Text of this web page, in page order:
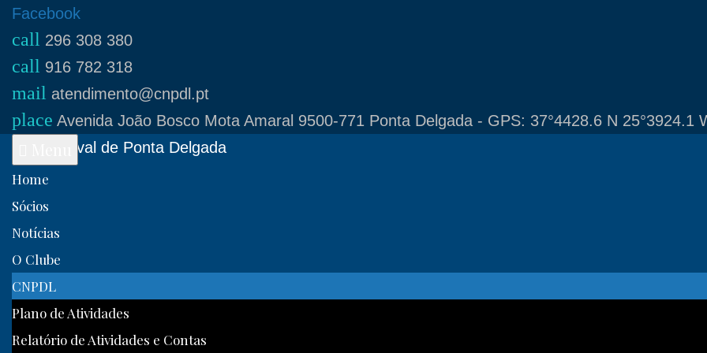
Skip
content
Facebook
call 296 308 380
call 916 782 318
mail atendimento@cnpdl.pt
place Avenida João Bosco Mota Amaral 9500-771 Ponta Delgada - GPS: 37°4428.6 N 25°3924.1
Clube Naval de Ponta Delgada
Home
Sócios
Notícias
O Clube
CNPDL
Plano de Atividades
Relatório de Atividades e Contas